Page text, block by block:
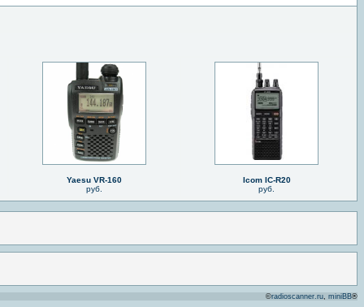
Yaesu VR-160
руб.
Icom IC-R20
руб.
©radioscanner.ru, miniBB®